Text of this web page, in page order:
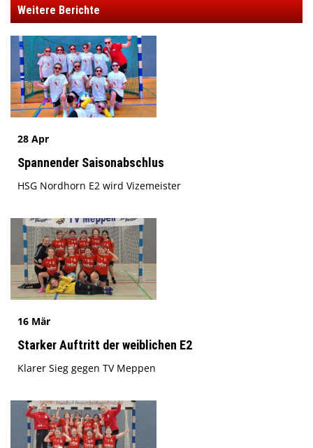
Weitere Berichte
28 Apr
Spannender Saisonabschlus
HSG Nordhorn E2 wird Vizemeister
16 Mär
Starker Auftritt der weiblichen E2
Klarer Sieg gegen TV Meppen